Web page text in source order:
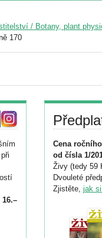
/ Botany, plant
170
Cena
od čísla 1/
Živy (tedy 59
Dvouleté
Zjistěte, jak